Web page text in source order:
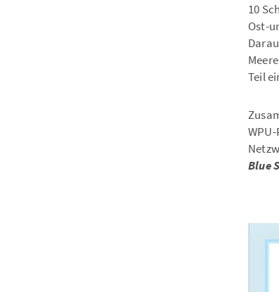
10
Ost-
Teil
Blue